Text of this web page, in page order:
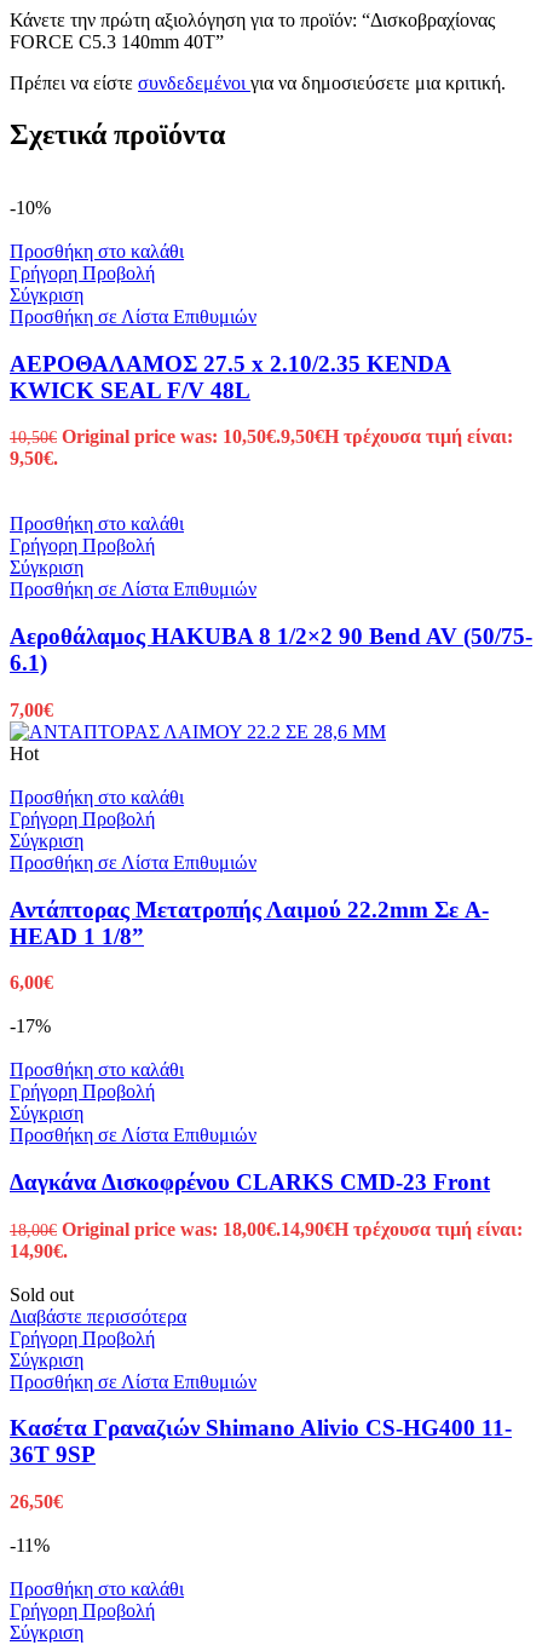
Κάνετε την πρώτη αξιολόγηση για το προϊόν: “Δισκοβραχίονας
FORCE C5.3 140mm 40T”
Πρέπει να είστε συνδεδεμένοι για να δημοσιεύσετε μια κριτική.
Σχετικά προϊόντα
-10%
Προσθήκη στο καλάθι
Γρήγορη Προβολή
Σύγκριση
Προσθήκη σε Λίστα Επιθυμιών
ΑΕΡΟΘΑΛΑΜΟΣ 27.5 x 2.10/2.35 KENDA
KWICK SEAL F/V 48L
10,50€ Original price was: 10,50€.9,50€Η τρέχουσα τιμή είναι:
9,50€.
Προσθήκη στο καλάθι
Γρήγορη Προβολή
Σύγκριση
Προσθήκη σε Λίστα Επιθυμιών
Αεροθάλαμος HAKUBA 8 1/2×2 90 Bend AV (50/75-
6.1)
7,00€
Hot
Προσθήκη στο καλάθι
Γρήγορη Προβολή
Σύγκριση
Προσθήκη σε Λίστα Επιθυμιών
Αντάπτορας Μετατροπής Λαιμού 22.2mm Σε A-
HEAD 1 1/8”
6,00€
-17%
Προσθήκη στο καλάθι
Γρήγορη Προβολή
Σύγκριση
Προσθήκη σε Λίστα Επιθυμιών
Δαγκάνα Δισκοφρένου CLARKS CMD-23 Front
18,00€ Original price was: 18,00€.14,90€Η τρέχουσα τιμή είναι:
14,90€.
Sold out
Διαβάστε περισσότερα
Γρήγορη Προβολή
Σύγκριση
Προσθήκη σε Λίστα Επιθυμιών
Κασέτα Γραναζιών Shimano Alivio CS-HG400 11-
36T 9SP
26,50€
-11%
Προσθήκη στο καλάθι
Γρήγορη Προβολή
Σύγκριση